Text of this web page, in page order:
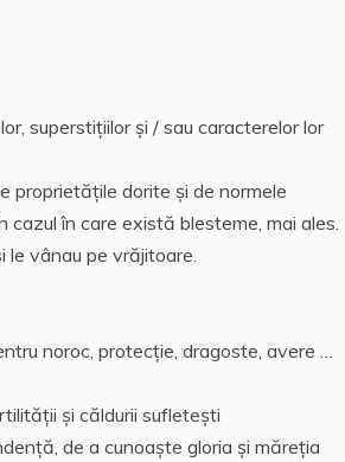
superstițiilor și / sau caracterelor lor
proprietățile dorite și de normele
cazul în care există blesteme, mai ales.
le vânau pe vrăjitoare.
noroc, protecție, dragoste, avere …
și căldurii sufleteşti
de a cunoaşte gloria și măreția